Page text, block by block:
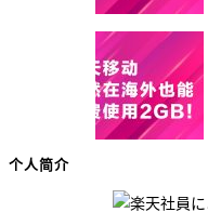
个人简介